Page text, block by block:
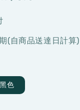
(自商品送達日計算)
黑色